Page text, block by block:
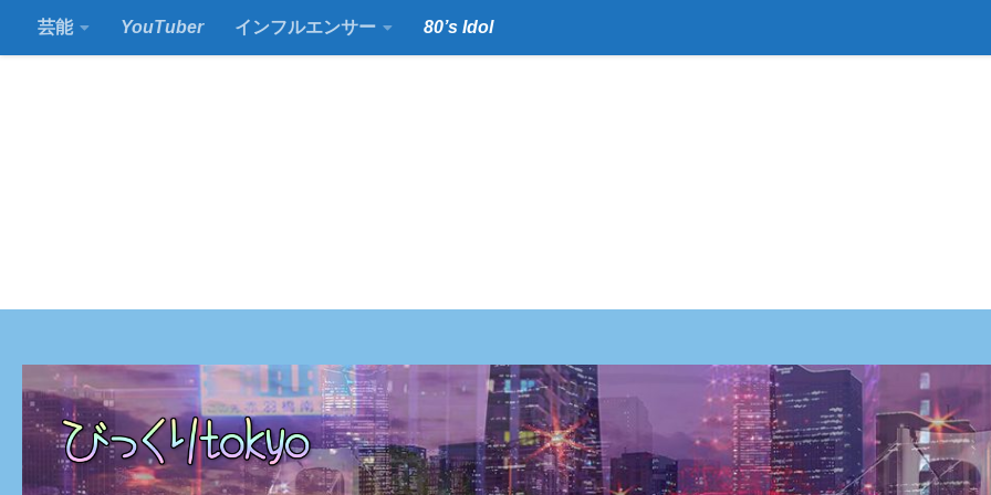
コンテンツの下
芸能 YouTuber インフルエンサー 80’s Idol